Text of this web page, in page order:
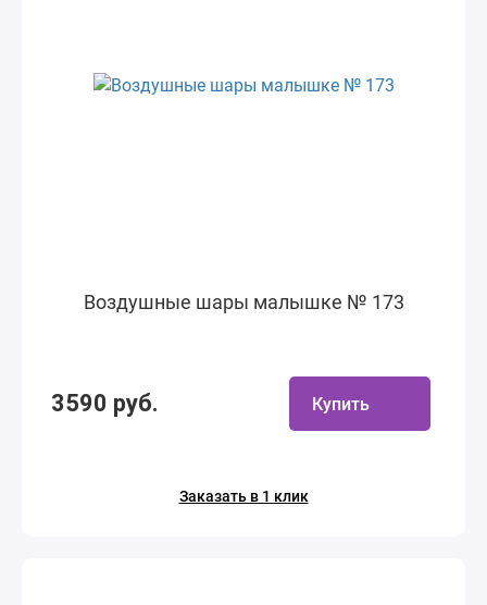
Воздушные шары малышке № 173
3590 руб. Купить
Заказать в 1 клик